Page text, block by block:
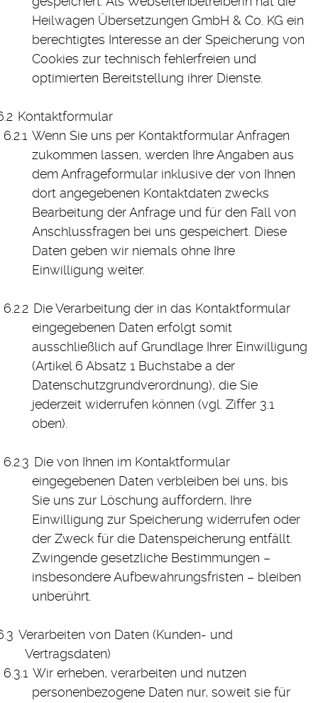
Heilwagen Übersetzungen GmbH & Co. KG ein
berechtigtes Interesse an der Speicherung von
Cookies zur technisch fehlerfreien und
optimierten Bereitstellung ihrer Dienste.
Kontaktformular
Wenn Sie uns per Kontaktformular Anfragen
zukommen lassen, werden Ihre Angaben aus
dem Anfrageformular inklusive der von Ihnen
dort angegebenen Kontaktdaten zwecks
Bearbeitung der Anfrage und für den Fall von
Anschlussfragen bei uns gespeichert. Diese
Daten geben wir niemals ohne Ihre
Einwilligung weiter.
Die Verarbeitung der in das Kontaktformular
eingegebenen Daten erfolgt somit
ausschließlich auf Grundlage Ihrer Einwilligung
(Artikel 6 Absatz 1 Buchstabe a der
Datenschutzgrundverordnung), die Sie
jederzeit widerrufen können (vgl. Ziffer 3.1
oben).
Die von Ihnen im Kontaktformular
eingegebenen Daten verbleiben bei uns, bis
Sie uns zur Löschung auffordern, Ihre
Einwilligung zur Speicherung widerrufen oder
der Zweck für die Datenspeicherung entfällt.
Zwingende gesetzliche Bestimmungen –
insbesondere Aufbewahrungsfristen – bleiben
unberührt.
Verarbeiten von Daten (Kunden- und
Vertragsdaten)
Wir erheben, verarbeiten und nutzen
personenbezogene Daten nur, soweit sie für